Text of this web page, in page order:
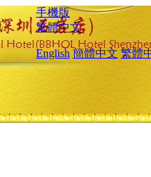
手機版
繁體中文
English 簡體中文 繁體